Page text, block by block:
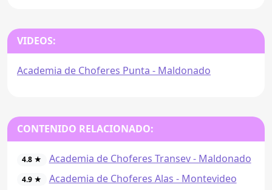
VIDEOS:
Academia de Choferes Punta - Maldonado
CONTENIDO RELACIONADO:
4.8 ★ Academia de Choferes Transev - Maldonado
4.9 ★ Academia de Choferes Alas - Montevideo